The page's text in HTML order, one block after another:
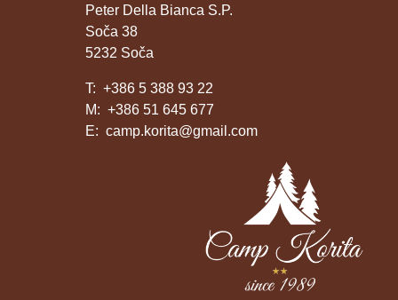
Peter Della Bianca S.P.
Soča 38
5232 Soča
T: +386 5 388 93 22
M: +386 51 645 677
E: camp.korita@gmail.com